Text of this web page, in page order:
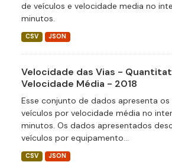
de veículos e velocidade media no
minutos.
CSV JSON
Velocidade das Vias -
Velocidade Média - 2018
Esse conjunto de dados apresenta
veículos por velocidade média no
minutos. Os dados apresentados
veículos por equipamento...
CSV JSON